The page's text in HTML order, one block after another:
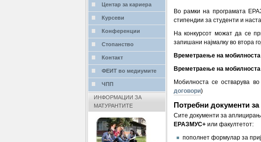
Во рамки на програмата
стипендии за студенти и
На конкурсот можат да се
запишани најмалку во втора
Времетраење на мобилноста
Времетраење на мобилноста
Мобилноста се остварува
договори)
Потребни документи
Сите документи за
ЕРАЗМУС+ или факултетот:
пополнет формулар за
Центар за кариера
Курсеви
Конференции
Стопанство
Контакт
ФЕИТ во медиумите
ЧПП
ИНФОРМАЦИИ ЗА
МАТУРАНТИТЕ